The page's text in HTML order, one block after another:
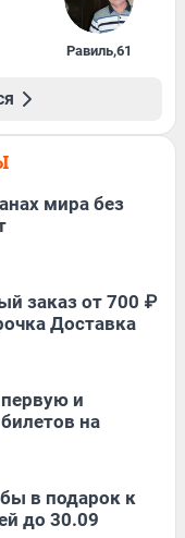
Равиль,61
мира без
заказ от 700 ₽
Доставка
и
на
в подарок к
до 30.09